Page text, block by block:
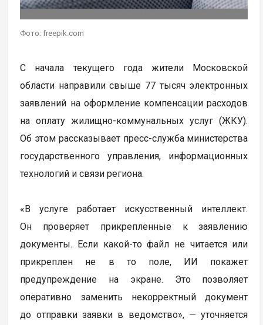
Фото: freepik.com
С начала текущего года жители Московской
области направили свыше 77 тысяч электронных
заявлений на оформление компенсации расходов
на оплату жилищно-коммунальных услуг (ЖКУ).
Об этом рассказывает пресс-служба министерства
государственного управления, информационных
технологий и связи региона.
«В услуге работает искусственный интеллект.
Он проверяет прикрепленные к заявлению
документы. Если какой-то файл не читается или
прикреплен не в то поле, ИИ покажет
предупреждение на экране. Это позволяет
оперативно заменить некорректный документ
до отправки заявки в ведомство», — уточняется